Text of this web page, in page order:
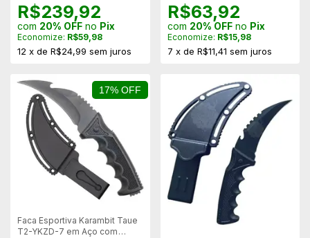
R$239,92
com 20% OFF no Pix
Economize: R$59,98
12 x de R$24,99 sem juros
R$63,92
com 20% OFFno Pix
Economize: R$15,98
7 x de R$11,41 sem juros
17% OFF
Faca Esportiva Karambit Taue
T2-YKZD-7 em Aço com